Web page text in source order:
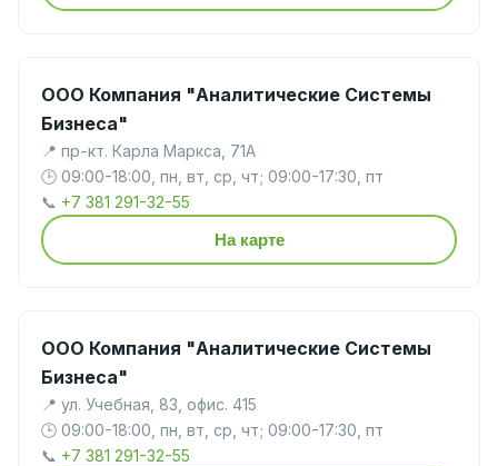
ООО Компания "Аналитические Системы
Бизнеса"
📍 пр-кт. Карла Маркса, 71А
🕒 09:00-18:00, пн, вт, ср, чт; 09:00-17:30, пт
📞 +7 381 291-32-55
На карте
ООО Компания "Аналитические Системы
Бизнеса"
📍 ул. Учебная, 83, офис. 415
🕒 09:00-18:00, пн, вт, ср, чт; 09:00-17:30, пт
📞 +7 381 291-32-55